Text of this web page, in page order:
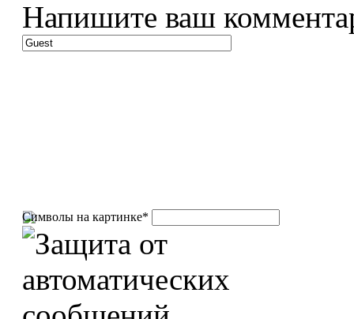
Напишите ваш
Символы на картинке*